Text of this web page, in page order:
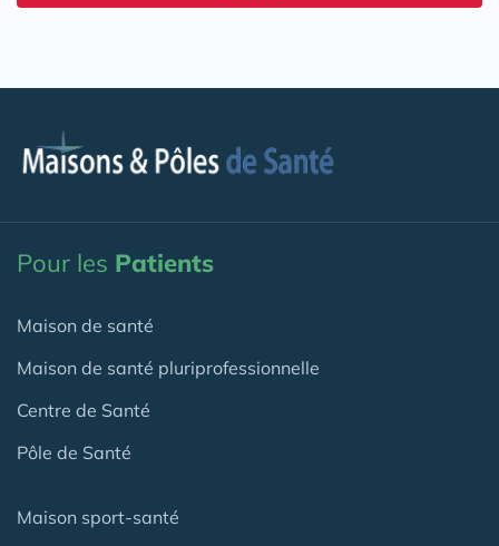
Pour les Patients
Maison de santé
Maison de santé pluriprofessionnelle
Centre de Santé
Pôle de Santé
Maison sport-santé